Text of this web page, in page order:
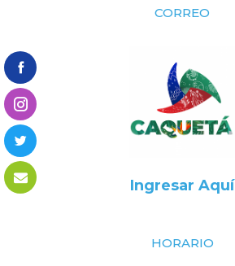
CORREO
Ingresar Aquí
HORARIO